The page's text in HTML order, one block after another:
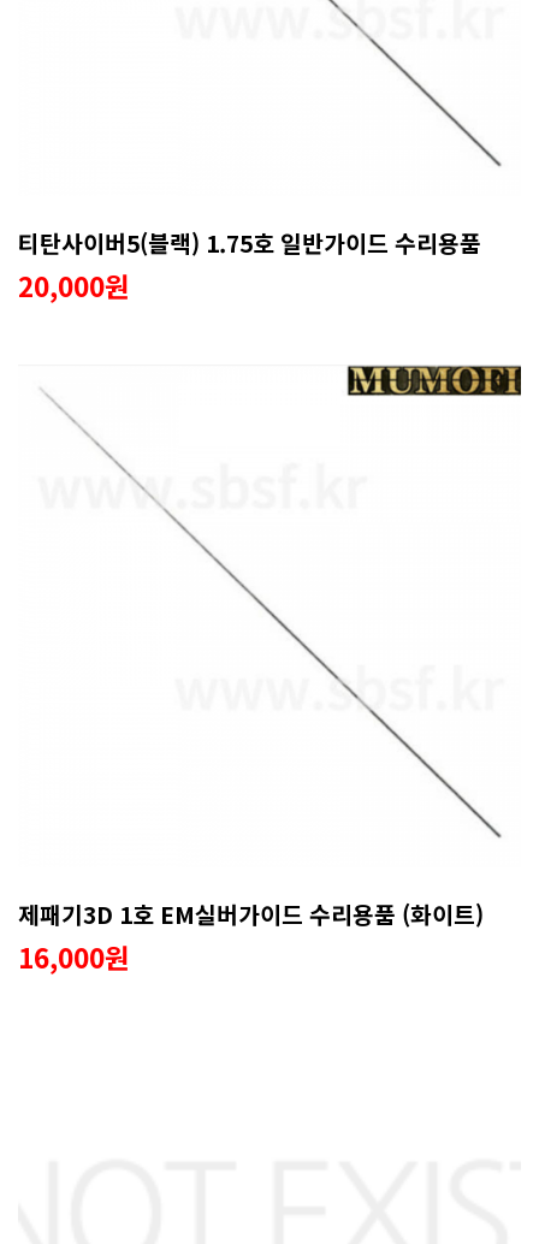
티탄사이버5(블랙) 1.75호 일반가이드 수리용품
20,000원
제패기3D 1호 EM실버가이드 수리용품 (화이트)
16,000원